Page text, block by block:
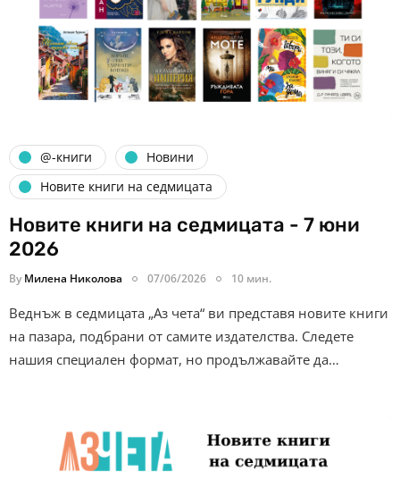
@-книги
Новини
Новите книги на седмицата
Новите книги на седмицата - 7 юни
2026
By Милена Николова 07/06/2026 10 мин.
Веднъж в седмицата „Аз чета“ ви представя новите книги
на пазара, подбрани от самите издателства. Следете
нашия специален формат, но продължавайте да…